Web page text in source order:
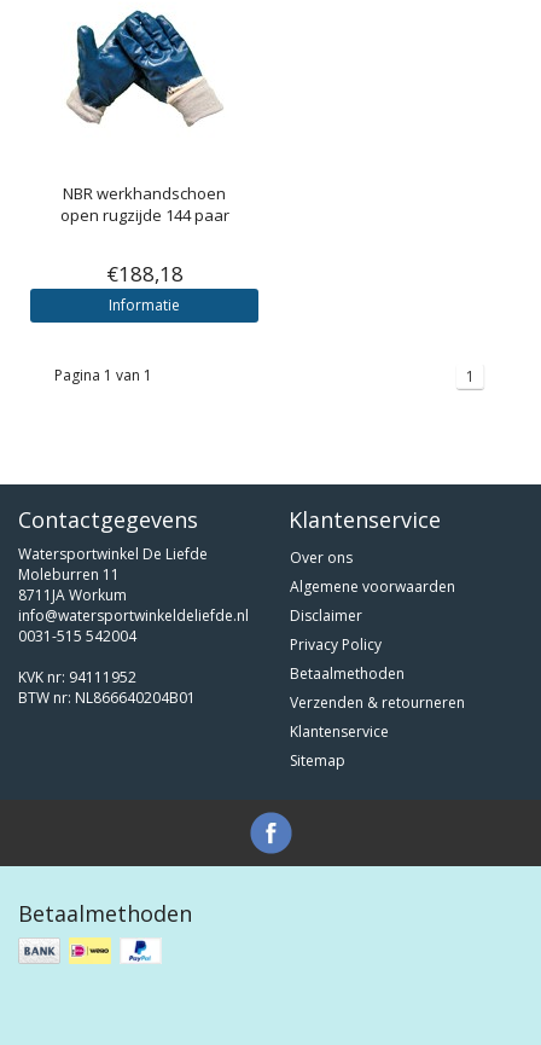
NBR werkhandschoen
open rugzijde 144 paar
€188,18
Informatie
Pagina 1 van 1 1
Contactgegevens
Watersportwinkel De Liefde
Moleburren 11
8711JA Workum
info@watersportwinkeldeliefde.nl
0031-515 542004
KVK nr: 94111952
BTW nr: NL866640204B01
Klantenservice
Over ons
Algemene voorwaarden
Disclaimer
Privacy Policy
Betaalmethoden
Verzenden & retourneren
Klantenservice
Sitemap
Betaalmethoden